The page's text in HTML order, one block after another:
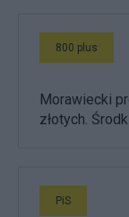
800 plus
Morawiecki
złotych.
PiS